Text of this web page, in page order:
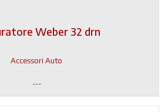
Weber 32 drn
Accessori Auto
---